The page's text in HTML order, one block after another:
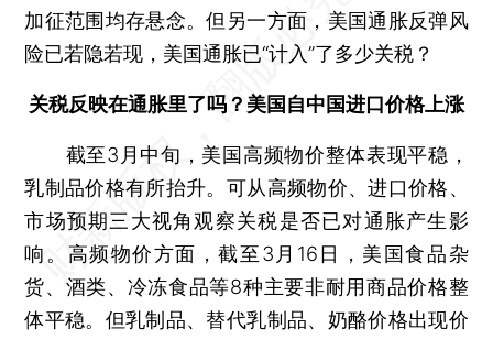
加征范围均存悬念。但另一方面，美国通胀反弹风
险已若隐若现，美国通胀已“计入”了多少关税？
关税反映在通胀里了吗？美国自中国进口价格上涨
截至3月中旬，美国高频物价整体表现平稳，
乳制品价格有所抬升。可从高频物价、进口价格、
市场预期三大视角观察关税是否已对通胀产生影
响。高频物价方面，截至3月16日，美国食品杂
货、酒类、冷冻食品等8种主要非耐用商品价格整
体平稳。但乳制品、替代乳制品、奶酪价格出现价